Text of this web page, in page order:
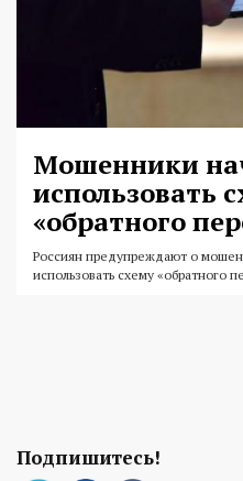
Мошенники
использовать
«обратного
Россиян предупреждают о
использовать схему «обратного
Подпишитесь!